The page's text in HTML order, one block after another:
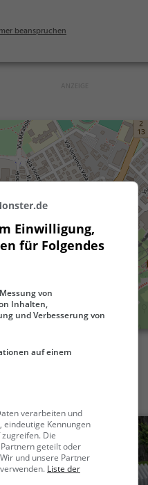
beanspruchen
Einwilligung,
für Folgendes
von
Inhalten,
und Verbesserung von
auf einem
verarbeiten und
eindeutige Kennungen
Die
geteilt oder
und unsere Partner
Liste der